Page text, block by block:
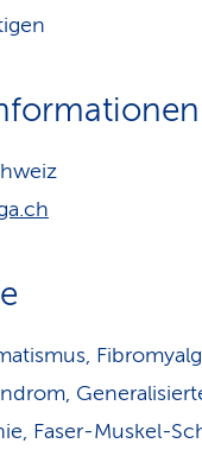
Faser-Muskel-